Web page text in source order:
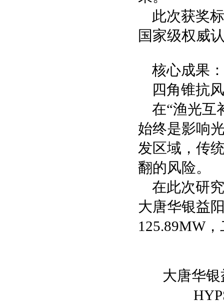
此次获奖
国家级权威
核心成果：
四角锥抗
在“渔光互
始终是影响
发区域，传
翻的风险。
在此次研
大唐华银益
125.89MW
大唐华